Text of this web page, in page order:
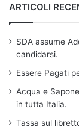
ARTICOLI
SDA assume
candidarsi.
Essere Pagati
Acqua e
in tutta Italia.
Tassa sul